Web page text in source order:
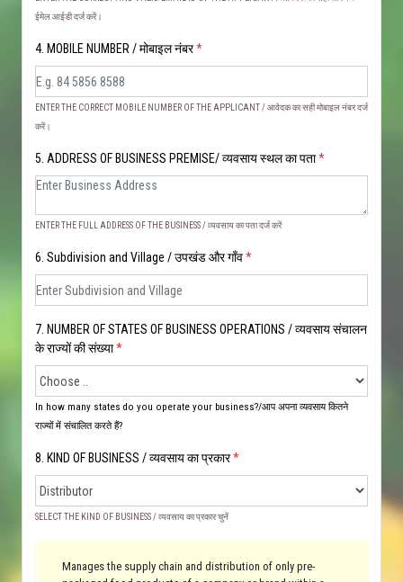
ईमेल आईडी दर्ज करें।
4. MOBILE NUMBER / मोबाइल नंबर*
ENTER THE CORRECT MOBILE NUMBER OF THE APPLICANT / आवेदक का सही मोबाइल नंबर दर्ज
करें।
5. ADDRESS OF BUSINESS PREMISE/ व्यवसाय स्थल का पता*
ENTER THE FULL ADDRESS OF THE BUSINESS / व्यवसाय का पता दर्ज करें
6. Subdivision and Village / उपखंड और गाँव*
7. NUMBER OF STATES OF BUSINESS OPERATIONS / व्यवसाय संचालन
के राज्यों की संख्या*
In how many states do you operate your business?/आप अपना व्यवसाय कितने
राज्यों में संचालित करते हैं?
8. KIND OF BUSINESS / व्यवसाय का प्रकार*
SELECT THE KIND OF BUSINESS / व्यवसाय का प्रकार चुनें
Manages the supply chain and distribution of only pre-